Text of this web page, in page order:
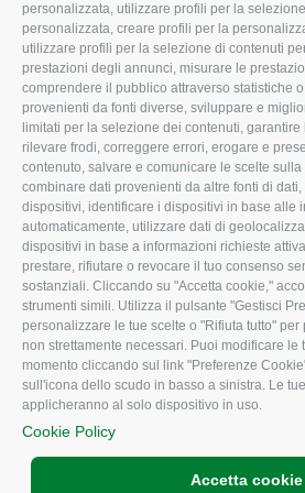
personalizzata, utilizzare profili per la
personalizzata, creare profili per la
utilizzare profili per la selezione di contenuti
prestazioni degli annunci, misurare le
comprendere il pubblico attraverso statistiche
provenienti da fonti diverse, sviluppare e
limitati per la selezione dei contenuti,
rilevare frodi, correggere errori, erogare e
contenuto, salvare e comunicare le scelte
combinare dati provenienti da altre fonti di
dispositivi, identificare i dispositivi in base alle
automaticamente, utilizzare dati di
dispositivi in base a informazioni richieste
prestare, rifiutare o revocare il tuo consenso
sostanziali. Cliccando su "Accetta cookie,"
strumenti simili. Utilizza il pulsante "Gestisci
personalizzare le tue scelte o "Rifiuta tutto"
non strettamente necessari. Puoi modificare le
momento cliccando sul link "Preferenze
sull'icona dello scudo in basso a sinistra. Le
applicheranno al solo dispositivo in uso.
Cookie Policy
Accetta cookie
Organigramma aziendale
I Nostri Servizi
Uffici della Sede
provinciale
Le Sedi di Zona
Agricoltori S.r.l.
Whistleblowing
Confagricoltura Rovigo e
Agricoltori srl